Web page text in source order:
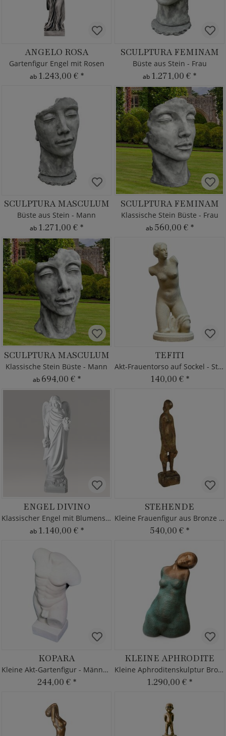
ANGELO ROSA
Gartenfigur Engel mit Rosen
ab 1.243,00 € *
SCULPTURA FEMINAM
Büste aus Stein - Frau
ab 1.271,00 € *
SCULPTURA MASCULUM
Büste aus Stein - Mann
ab 1.271,00 € *
SCULPTURA FEMINAM
Klassische Stein Büste - Frau
ab 560,00 € *
SCULPTURA MASCULUM
Klassische Stein Büste - Mann
ab 694,00 € *
TEFITI
Akt-Frauentorso auf Sockel - Steinguss
140,00 € *
ENGEL DIVINO
Klassischer Engel mit Blumenstrauß
ab 1.140,00 € *
STEHENDE
Kleine Frauenfigur aus Bronze - limitiert
540,00 € *
KOPARA
Kleine Akt-Gartenfigur - Männer Torso
244,00 € *
KLEINE APHRODITE
Kleine Aphroditenskulptur Bronze - limitiert
1.290,00 € *